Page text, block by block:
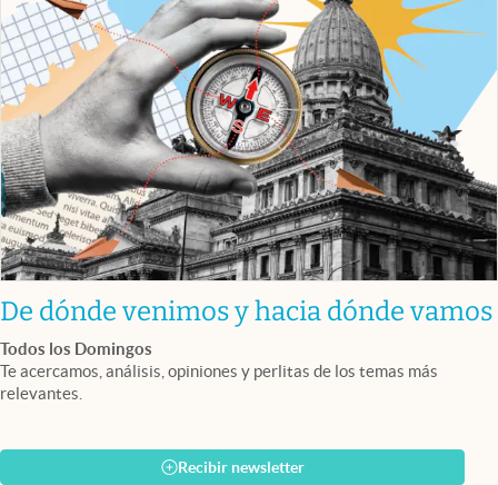
De dónde venimos y hacia dónde vamos
Todos los Domingos
Te acercamos, análisis, opiniones y perlitas de los temas más
relevantes.
Recibir newsletter